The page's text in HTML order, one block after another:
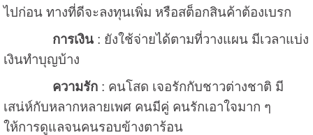
ไปก่อน ทางที่ดีจะลงทุนเพิ่ม หรือสต็อกสินค้าต้องเบรก
การเงิน: ยังใช้จ่ายได้ตามที่วางแผน มีเวลาแบ่ง
เงินทำบุญบ้าง
ความรัก: คนโสด เจอรักกับชาวต่างชาติ มี
เสน่ห์กับหลากหลายเพศ คนมีคู่ คนรักเอาใจมาก ๆ
ให้การดูแลจนคนรอบข้างตาร้อน